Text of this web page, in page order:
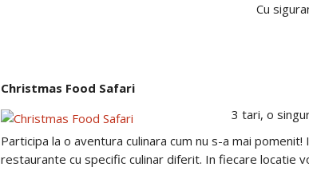
Cu
Christmas Food Safari
3 tari, o
Participa la o aventura culinara cum nu s-a mai
restaurante cu specific culinar diferit. In fiecare locatie